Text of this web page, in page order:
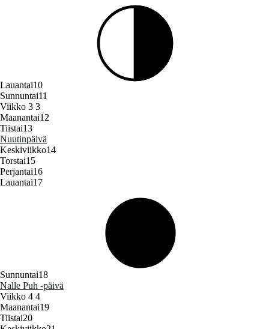
Lauantai10
Sunnuntai11
Viikko 3 3
Maanantai12
Tiistai13
Nuutinpäivä
Keskiviikko14
Torstai15
Perjantai16
Lauantai17
Sunnuntai18
Nalle Puh ‑päivä
Viikko 4 4
Maanantai19
Tiistai20